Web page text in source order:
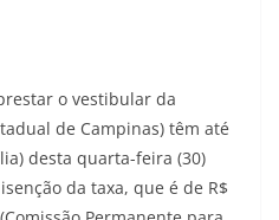
o vestibular da
de Campinas) têm até
desta quarta-feira (30)
da taxa, que é de R$